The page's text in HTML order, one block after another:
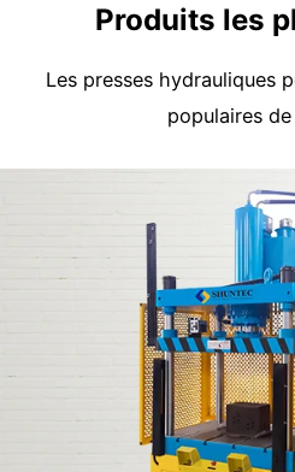
Produits les
Les presses hydrauliques
populaires